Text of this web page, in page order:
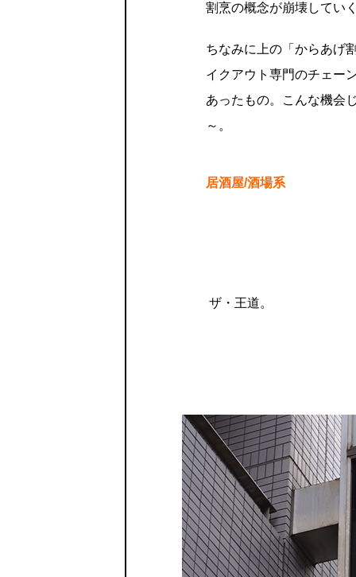
割烹の概念が崩壊してい
ちなみに上の「からあげ
イクアウト専門のチェー
あったもの。こんな機会
～。
居酒屋/酒場系
ザ・王道。